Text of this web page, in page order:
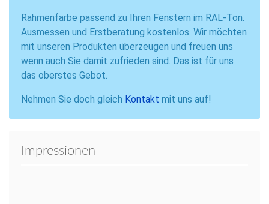
Rahmenfarbe passend zu Ihren Fenstern im RAL-Ton.
Ausmessen und Erstberatung kostenlos. Wir möchten
mit unseren Produkten überzeugen und freuen uns
wenn auch Sie damit zufrieden sind. Das ist für uns
das oberstes Gebot.
Nehmen Sie doch gleich Kontakt mit uns auf!
Impressionen